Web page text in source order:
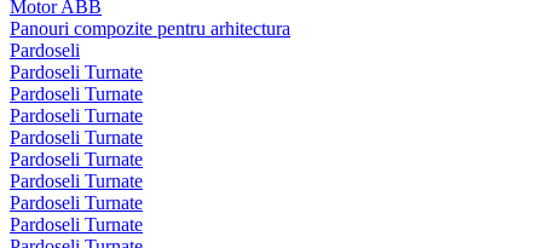
Motor ABB
Panouri compozite pentru arhitectura
Pardoseli
Pardoseli Turnate
Pardoseli Turnate
Pardoseli Turnate
Pardoseli Turnate
Pardoseli Turnate
Pardoseli Turnate
Pardoseli Turnate
Pardoseli Turnate